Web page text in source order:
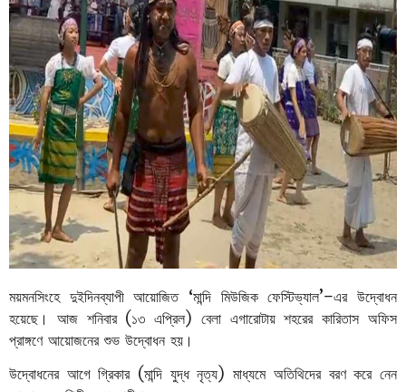
ময়মনসিংহে দুইদিনব্যাপী আয়োজিত ‘মান্দি মিউজিক ফেস্টিভ্যাল’–এর উদ্বোধন
হয়েছে। আজ শনিবার (১৩ এপ্রিল) বেলা এগারোটায় শহরের কারিতাস অফিস
প্রাঙ্গণে আয়োজনের শুভ উদ্বোধন হয়।
উদ্বোধনের আগে গ্রিকার (মান্দি যুদ্ধ নৃত্য) মাধ্যমে অতিথিদের বরণ করে নেন